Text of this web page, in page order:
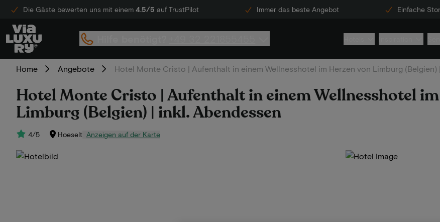
Die Gäste bewerten uns mit einem 4.5/5 auf TrustPilot Immer das beste Angebot Einfache
Home Angebote Hotel Monte Cristo | Aufenthalt in einem Wellnesshotel im Herzen von Limburg (Belgien)
Hotel Monte Cristo | Aufenthalt in einem Wellnesshotel
Limburg (Belgien) | inkl. Abendessen
4/5 Hoeselt Anzeigen auf der Karte